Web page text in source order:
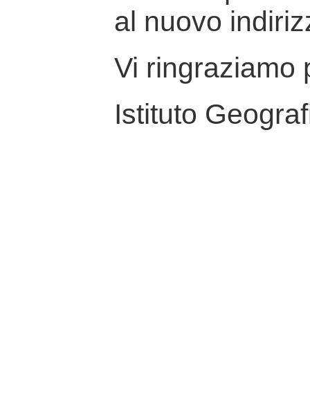
al nuovo
Vi ringraziamo
Istituto